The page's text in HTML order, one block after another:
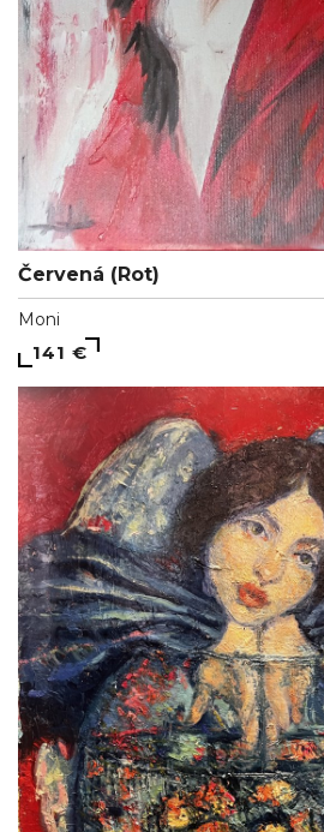
Červená (Rot)
Moni
141 €